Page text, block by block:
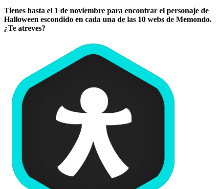
Tienes hasta el 1 de noviembre para encontrar el personaje de
Halloween escondido en cada una de las 10 webs de Memondo.
¿Te atreves?